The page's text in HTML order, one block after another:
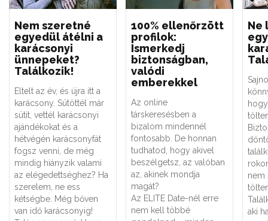
Nem szeretné
egyedül átélni a
karácsonyi
ünnepeket?
Találkozik!
Eltelt az év, és újra itt a
karácsony. Sütöttél már
sütit, vettél karácsonyi
ajándékokat és a
hétvégén karácsonyfát
fogsz venni, de még
mindig hiányzik valami
az elégedettséghez? Ha
szerelem, ne ess
kétségbe. Még bőven
van idő karácsonyig!
100% ellenőrzött
profilok:
Ismerkedj
biztonságban,
valódi
emberekkel
Az online
társkeresésben a
bizalom mindennél
fontosabb. De honnan
tudhatod, hogy akivel
beszélgetsz, az valóban
az, akinek mondja
magát?
Az ELITE Date-nél erre
nem kell többé
Ne
nem
aki